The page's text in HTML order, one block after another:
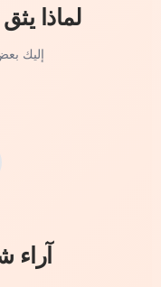
لماذا
إليك
آراء